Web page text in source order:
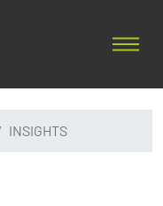
INSIGHTS